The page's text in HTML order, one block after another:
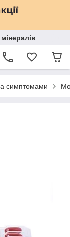
симптомами